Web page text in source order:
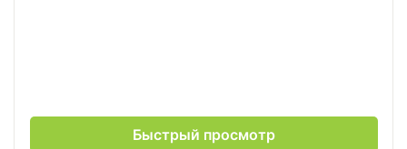
Быстрый просмотр